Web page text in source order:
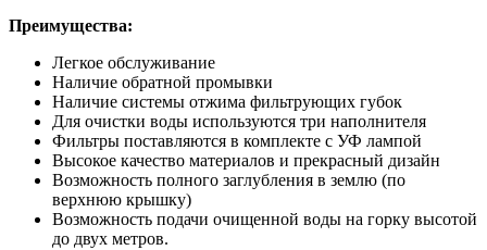
Преимущества:
Легкое обслуживание
Наличие обратной промывки
Наличие системы отжима фильтрующих губок
Для очистки воды используются три наполнителя
Фильтры поставляются в комплекте с УФ лампой
Высокое качество материалов и прекрасный дизайн
Возможность полного заглубления в землю (по
верхнюю крышку)
Возможность подачи очищенной воды на горку высотой
до двух метров.